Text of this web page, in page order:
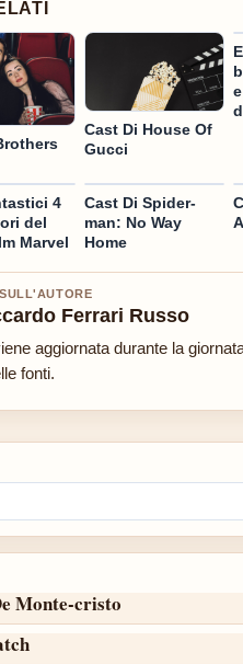
Cast Di House Of
Gucci
4
del
Marvel
Cast Di Spider-
man: No Way
Home
Ferrari Russo
aggiornata durante la
fonti.
Monte-cristo